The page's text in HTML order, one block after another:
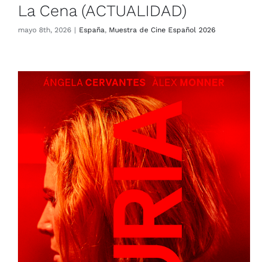
La Cena (ACTUALIDAD)
mayo 8th, 2026 | España, Muestra de Cine Español 2026
LA FURIA (ACTUALIDAD)
España Muestra de Cine Español 2026